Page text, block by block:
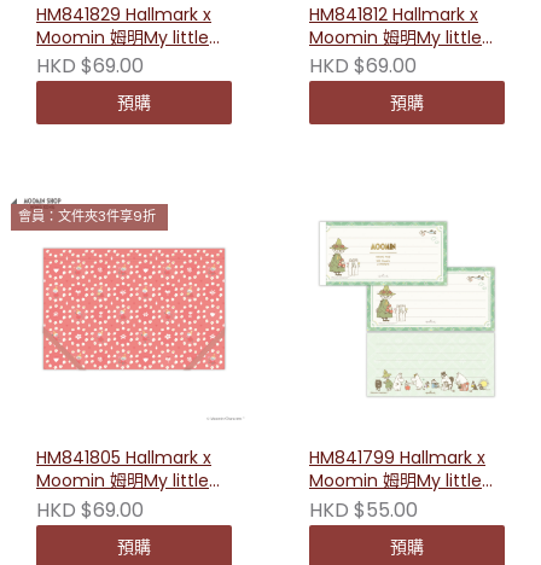
HM841829 Hallmark x
Moomin 姆明My little
something系列A5透明
文件夾（愛）
HKD $69.00
預購
HM841812 Hallmark x
Moomin 姆明My little
something系列A5透明
文件夾（書信）
HKD $69.00
預購
會員：文件夾3件享9折
HM841805 Hallmark x
Moomin 姆明My little
something系列A5透明
文件夾（紅花）
HKD $69.00
預購
HM841799 Hallmark x
Moomin 姆明My little
something系列橫式便條
紙（禮物）
HKD $55.00
預購